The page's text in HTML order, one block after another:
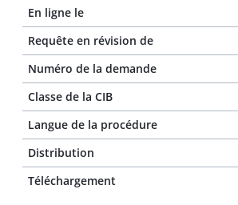
En ligne le
Requête en révision de
Numéro de la demande
Classe de la CIB
Langue de la procédure
Distribution
Téléchargement